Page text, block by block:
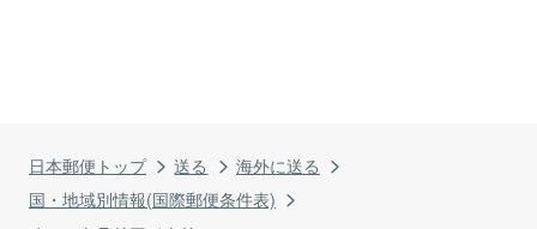
日本郵便トップ 送る
海外に送る
国・地域別情報(国際郵便条件表)